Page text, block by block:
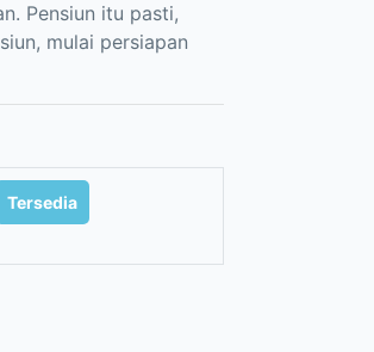
Pensiun itu pasti,
mulai persiapan
Tersedia